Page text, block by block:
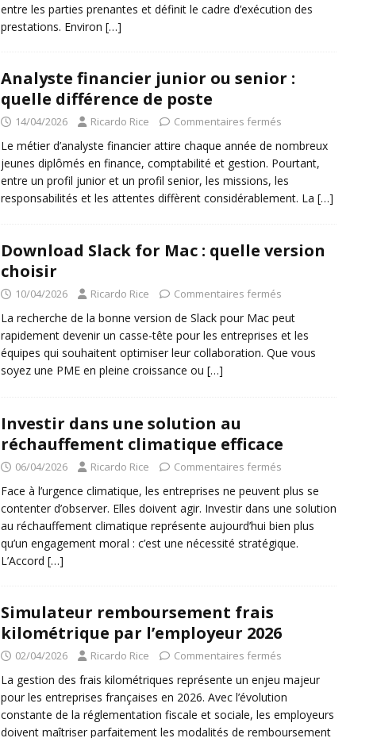
entre les parties prenantes et définit le cadre d’exécution des
prestations. Environ […]
Analyste financier junior ou senior :
quelle différence de poste
14/04/2026 Ricardo Rice Commentaires fermés
Le métier d’analyste financier attire chaque année de nombreux
jeunes diplômés en finance, comptabilité et gestion. Pourtant,
entre un profil junior et un profil senior, les missions, les
responsabilités et les attentes diffèrent considérablement. La […]
Download Slack for Mac : quelle version
choisir
10/04/2026 Ricardo Rice Commentaires fermés
La recherche de la bonne version de Slack pour Mac peut
rapidement devenir un casse-tête pour les entreprises et les
équipes qui souhaitent optimiser leur collaboration. Que vous
soyez une PME en pleine croissance ou […]
Investir dans une solution au
réchauffement climatique efficace
06/04/2026 Ricardo Rice Commentaires fermés
Face à l’urgence climatique, les entreprises ne peuvent plus se
contenter d’observer. Elles doivent agir. Investir dans une solution
au réchauffement climatique représente aujourd’hui bien plus
qu’un engagement moral : c’est une nécessité stratégique.
L’Accord […]
Simulateur remboursement frais
kilométrique par l’employeur 2026
02/04/2026 Ricardo Rice Commentaires fermés
La gestion des frais kilométriques représente un enjeu majeur
pour les entreprises françaises en 2026. Avec l’évolution
constante de la réglementation fiscale et sociale, les employeurs
doivent maîtriser parfaitement les modalités de remboursement